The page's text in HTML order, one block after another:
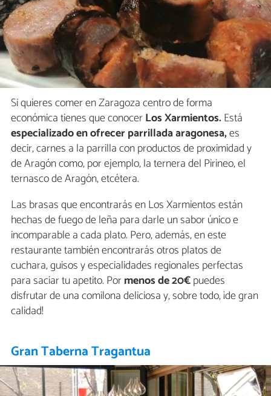
Si quieres comer en Zaragoza centro de forma
económica tienes que conocerLos Xarmientos.Está
especializado en ofrecer parrillada aragonesa,es
decir, carnes a la parrilla con productos de proximidad y
de Aragón como, por ejemplo, la ternera del Pirineo, el
ternasco de Aragón, etcétera.
Las brasas que encontrarás en Los Xarmientos están
hechas de fuego de leña para darle un sabor único e
incomparable a cada plato. Pero, además, en este
restaurante también encontrarás otros platos de
cuchara, guisos y especialidades regionales perfectas
para saciar tu apetito. Pormenos de 20€puedes
disfrutar de una comilona deliciosa y, sobre todo, ¡de gran
calidad!
Gran Taberna Tragantua